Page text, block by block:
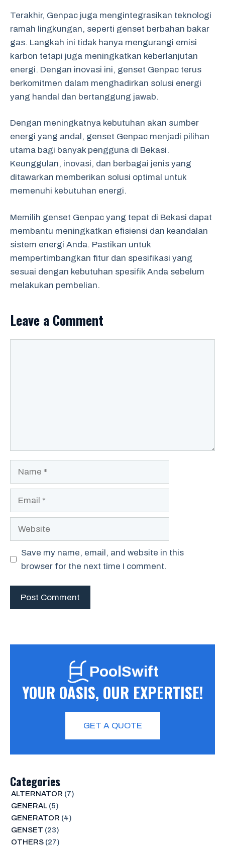
Terakhir, Genpac juga mengintegrasikan teknologi
ramah lingkungan, seperti genset berbahan bakar
gas. Langkah ini tidak hanya mengurangi emisi
karbon tetapi juga meningkatkan keberlanjutan
energi. Dengan inovasi ini, genset Genpac terus
berkomitmen dalam menghadirkan solusi energi
yang handal dan bertanggung jawab.
Dengan meningkatnya kebutuhan akan sumber
energi yang andal, genset Genpac menjadi pilihan
utama bagi banyak pengguna di Bekasi.
Keunggulan, inovasi, dan berbagai jenis yang
ditawarkan memberikan solusi optimal untuk
memenuhi kebutuhan energi.
Memilih genset Genpac yang tepat di Bekasi dapat
membantu meningkatkan efisiensi dan keandalan
sistem energi Anda. Pastikan untuk
mempertimbangkan fitur dan spesifikasi yang
sesuai dengan kebutuhan spesifik Anda sebelum
melakukan pembelian.
Leave a Comment
Save my name, email, and website in this
browser for the next time I comment.
PoolSwift
YOUR OASIS, OUR EXPERTISE!
GET A QUOTE
Categories
ALTERNATOR (7)
GENERAL(5)
GENERATOR (4)
GENSET (23)
OTHERS(27)